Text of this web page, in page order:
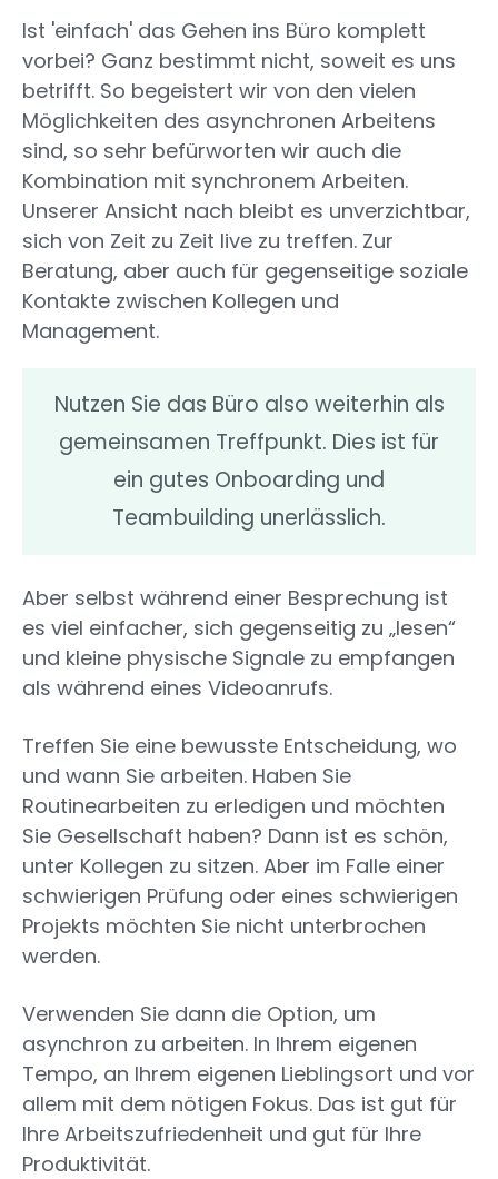
Ist 'einfach' das Gehen ins Büro komplett
vorbei? Ganz bestimmt nicht, soweit es uns
betrifft. So begeistert wir von den vielen
Möglichkeiten des asynchronen Arbeitens
sind, so sehr befürworten wir auch die
Kombination mit synchronem Arbeiten.
Unserer Ansicht nach bleibt es unverzichtbar,
sich von Zeit zu Zeit live zu treffen. Zur
Beratung, aber auch für gegenseitige soziale
Kontakte zwischen Kollegen und
Management.
Nutzen Sie das Büro also weiterhin als
gemeinsamen Treffpunkt. Dies ist für
ein gutes Onboarding und
Teambuilding unerlässlich.
Aber selbst während einer Besprechung ist
es viel einfacher, sich gegenseitig zu „lesen“
und kleine physische Signale zu empfangen
als während eines Videoanrufs.
Treffen Sie eine bewusste Entscheidung, wo
und wann Sie arbeiten. Haben Sie
Routinearbeiten zu erledigen und möchten
Sie Gesellschaft haben? Dann ist es schön,
unter Kollegen zu sitzen. Aber im Falle einer
schwierigen Prüfung oder eines schwierigen
Projekts möchten Sie nicht unterbrochen
werden.
Verwenden Sie dann die Option, um
asynchron zu arbeiten. In Ihrem eigenen
Tempo, an Ihrem eigenen Lieblingsort und vor
allem mit dem nötigen Fokus. Das ist gut für
Ihre Arbeitszufriedenheit und gut für Ihre
Produktivität.